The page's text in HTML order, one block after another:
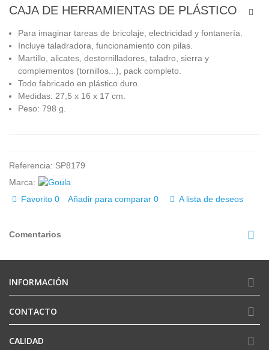
CAJA DE HERRAMIENTAS DE PLÁSTICO
Para imaginar tareas de bricolaje, electricidad y fontanería.
Incluye taladradora, funcionamiento con pilas.
Martillo, alicates, destornilladores, taladro, sierra y
complementos (tornillos...), pack completo.
Todo fabricado en plástico duro.
Medidas: 27,5 x 16 x 17 cm.
Peso: 798 g.
Referencia: SP8179
Marca:
Favorito 0 Añadir para comparar 0 A lista de deseos
Comentarios
INFORMACIÓN
CONTACTO
CALIDAD